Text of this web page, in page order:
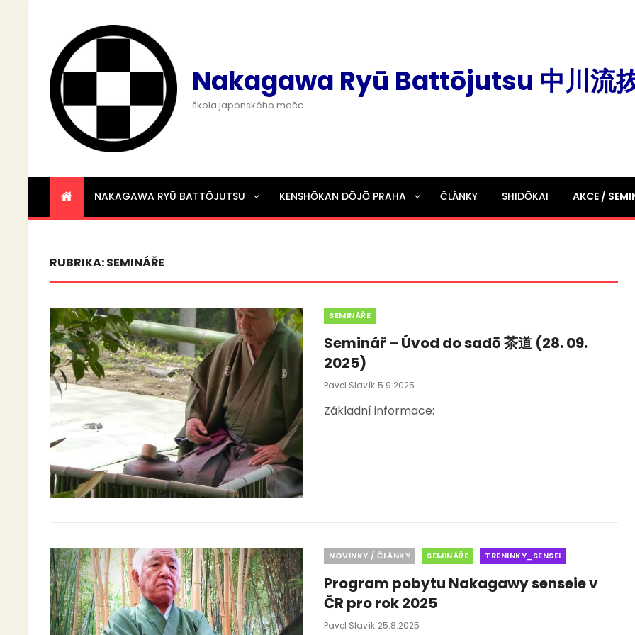
Nakagawa Ryū Battōjutsu 中川流
škola japonského meče
NAKAGAWA RYŪ BATTŌJUTSU KENSHŌKAN DŌJŌ PRAHA ČLÁNKY SHIDŌKAI AKCE /
RUBRIKA:SEMINÁŘE
Categories
SEMINÁŘE
Seminář – Úvod do sadō 茶道 (28. 09.
2025)
Pavel Slavík Posted
5.9.2025
Základní informace:
Categories
NOVINKY / ČLÁNKY SEMINÁŘE TRENINKY_SENSEI
Program pobytu Nakagawy senseie v
ČR pro rok 2025
Pavel Slavík Posted
25.8.2025